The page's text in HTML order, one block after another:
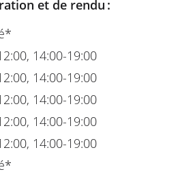
et de rendu :
14:00-19:00
14:00-19:00
14:00-19:00
14:00-19:00
14:00-19:00